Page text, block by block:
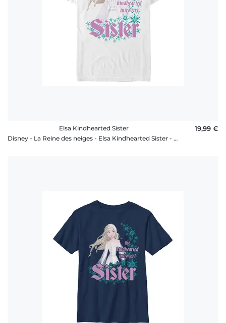
Elsa Kindhearted Sister
Disney - La Reine des neiges - Elsa Kindhearted Sister - Homme T-shirt
19,99 €